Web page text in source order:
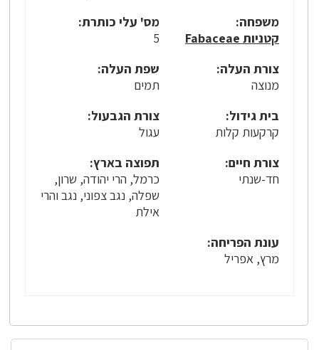
משפחה:
קטניות Fabaceae
מס' עלי כותרת:
5
צורת העלה:
מנוצה
שפת העלה:
תמים
בית גידול:
קרקעות קלות
צורת הגבעול:
עגול
צורת חיים:
חד-שנתי
תפוצה בארץ:
כרמל, הרי יהודה, שרון,
שפלה, נגב צפוני, נגב והרי
אילת
עונת הפריחה:
מרץ, אפריל